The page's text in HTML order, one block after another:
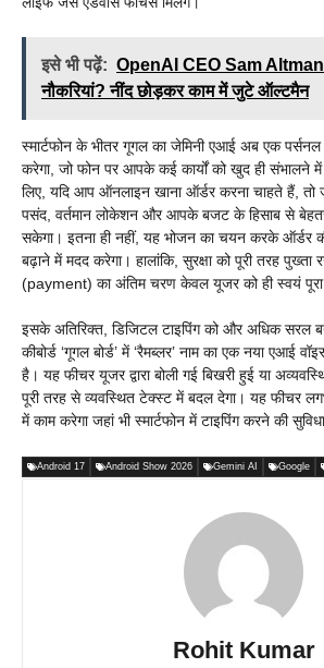
इसे भी पढ़ें: OpenAI CEO Sam Altman:
नौकरियां? नींद छोड़कर काम में जुटे ऑल्टमैन
स्मार्टफोन के भीतर गूगल का जेमिनी एआई अब एक
करेगा, जो फोन पर आपके कई कार्यों को खुद ही संभालने में
लिए, यदि आप ऑनलाइन खाना ऑर्डर करना चाहते हैं, तो
पसंद, वर्तमान लोकेशन और आपके बजट के हिसाब से
सकेगा। इतना ही नहीं, यह भोजन का चयन करके ऑर्डर
बढ़ाने में मदद करेगा। हालांकि, सुरक्षा को पूरी तरह
(payment) का अंतिम चरण केवल यूजर को ही स्वयं पूरा
इसके अतिरिक्त, डिजिटल टाइपिंग को और अधिक सरल
कीबोर्ड ‘गूगल बोर्ड’ में ‘रैमब्लर’ नाम का एक नया एआई
है। यह फीचर यूजर द्वारा बोली गई बिखरी हुई या
पूरी तरह से व्यवस्थित टेक्स्ट में बदल देगा। यह फीचर
में काम करेगा जहां भी स्मार्टफोन में टाइपिंग करने की
Android 17 Android Show 2026 Gemini AI Google
Rohit Kumar